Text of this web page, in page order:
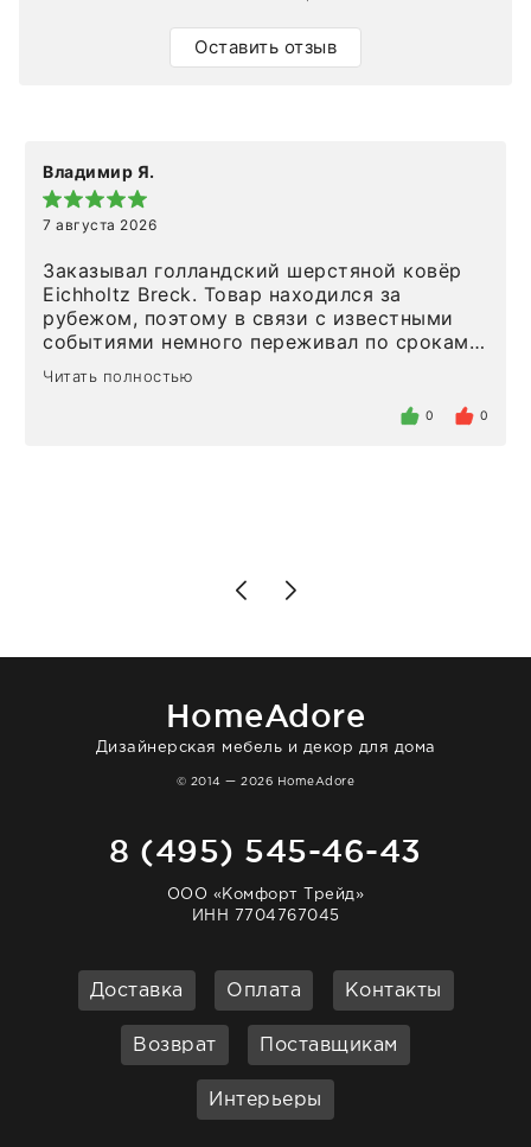
Оставить отзыв
Владимир Я.
7 августа 2026
Заказывал голландский шерстяной ковёр
Eichholtz Breck. Товар находился за
рубежом, поэтому в связи с известными
событиями немного переживал по срокам.
Но homeadore привезли ровно в
определенное в договоре время, без
то качество выше всяких похвал. Выглядит
Читать полностью
0 0
HomeAdore
Дизайнерская мебель и декор для дома
© 2014 — 2026 HomeAdore
8 (495) 545-46-43
ООО «Комфорт Трейд»
ИНН 7704767045
Доставка Оплата Контакты
Возврат Поставщикам
Интерьеры